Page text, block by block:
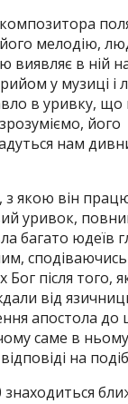
мелодію,
виявляє в ній
у музиці і
в уривку, що
його
нам
з якою він
уривок,
багато юдеїв
сподіваючись
після того,
від
апостола до
саме в
на